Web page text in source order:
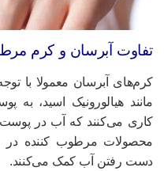
آبرسان و کرم
آبرسان معمولا با توجه
هیالورونیک اسید، به
می‌کنند که آب در پوست
مرطوب کننده در
رفتن آب کمک می‌کنند.